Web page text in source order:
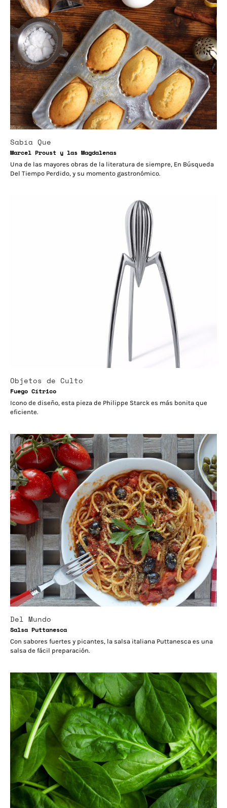
Sabía Que
Marcel Proust y las Magdalenas
Una de las mayores obras de la literatura de siempre, En Búsqueda
Del Tiempo Perdido, y su momento gastronómico.
Objetos de Culto
Fuego Cítrico
Icono de diseño, esta pieza de Philippe Starck es más bonita que
eficiente.
Del Mundo
Salsa Puttanesca
Con sabores fuertes y picantes, la salsa italiana Puttanesca es una
salsa de fácil preparación.